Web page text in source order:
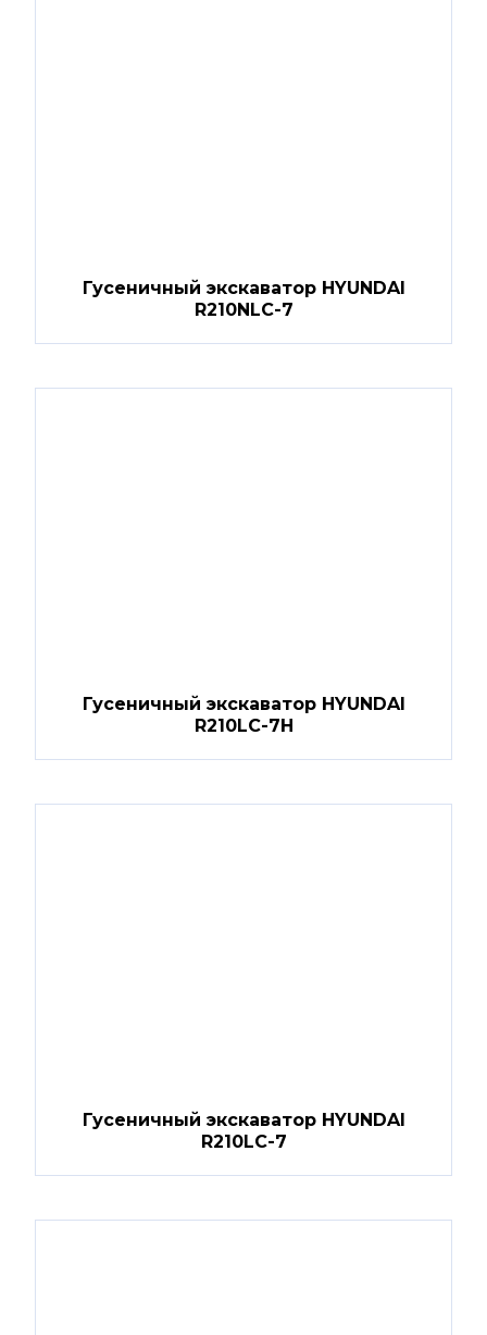
Гусеничный экскаватор HYUNDAI
R210NLC-7
Гусеничный экскаватор HYUNDAI
R210LC-7H
Гусеничный экскаватор HYUNDAI
R210LC-7